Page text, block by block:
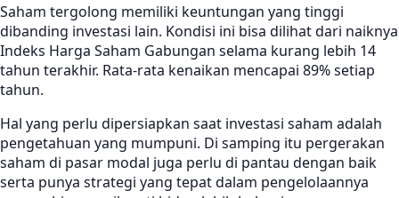
Saham tergolong memiliki keuntungan yang tinggi
dibanding investasi lain. Kondisi ini bisa dilihat dari naiknya
Indeks Harga Saham Gabungan selama kurang lebih 14
tahun terakhir. Rata-rata kenaikan mencapai 89% setiap
tahun.
Hal yang perlu dipersiapkan saat investasi saham adalah
pengetahuan yang mumpuni. Di samping itu pergerakan
saham di pasar modal juga perlu di pantau dengan baik
serta punya strategi yang tepat dalam pengelolaannya